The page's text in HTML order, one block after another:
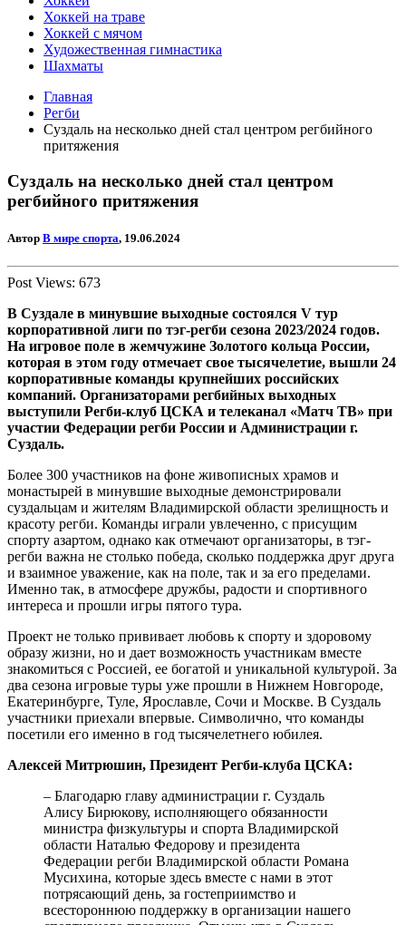
Хоккей на траве
Хоккей с мячом
Художественная гимнастика
Шахматы
Главная
Регби
Суздаль на несколько дней стал центром регбийного
притяжения
Суздаль на несколько дней стал центром
регбийного притяжения
Автор В мире спорта, 19.06.2024
Post Views: 673
В Суздале в минувшие выходные состоялся V тур
корпоративной лиги по тэг-регби сезона 2023/2024 годов.
На игровое поле в жемчужине Золотого кольца России,
которая в этом году отмечает свое тысячелетие, вышли 24
корпоративные команды крупнейших российских
компаний. Организаторами регбийных выходных
выступили Регби-клуб ЦСКА и телеканал «Матч ТВ» при
участии Федерации регби России и Администрации г.
Суздаль.
Более 300 участников на фоне живописных храмов и
монастырей в минувшие выходные демонстрировали
суздальцам и жителям Владимирской области зрелищность и
красоту регби. Команды играли увлеченно, с присущим
спорту азартом, однако как отмечают организаторы, в тэг-
регби важна не столько победа, сколько поддержка друг друга
и взаимное уважение, как на поле, так и за его пределами.
Именно так, в атмосфере дружбы, радости и спортивного
интереса и прошли игры пятого тура.
Проект не только прививает любовь к спорту и здоровому
образу жизни, но и дает возможность участникам вместе
знакомиться с Россией, ее богатой и уникальной культурой. За
два сезона игровые туры уже прошли в Нижнем Новгороде,
Екатеринбурге, Туле, Ярославле, Сочи и Москве. В Суздаль
участники приехали впервые. Символично, что команды
посетили его именно в год тысячелетнего юбилея.
Алексей Митрюшин, Президент Регби-клуба ЦСКА:
– Благодарю главу администрации г. Суздаль
Алису Бирюкову, исполняющего обязанности
министра физкультуры и спорта Владимирской
области Наталью Федорову и президента
Федерации регби Владимирской области Романа
Мусихина, которые здесь вместе с нами в этот
потрясающий день, за гостеприимство и
всестороннюю поддержку в организации нашего